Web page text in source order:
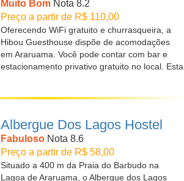
Muito Bom Nota 8.2
Preço a partir de R$ 110,00
Oferecendo WiFi gratuito e churrasqueira, a
Hibou Guesthouse dispõe de acomodações
em Araruama. Você pode contar com bar e
estacionamento privativo gratuito no local. Esta
Albergue Dos Lagos Hostel
Fabuloso Nota 8.6
Preço a partir de R$ 58,00
Situado a 400 m da Praia do Barbudo na
Lagoa de Araruama, o Albergue dos Lagos